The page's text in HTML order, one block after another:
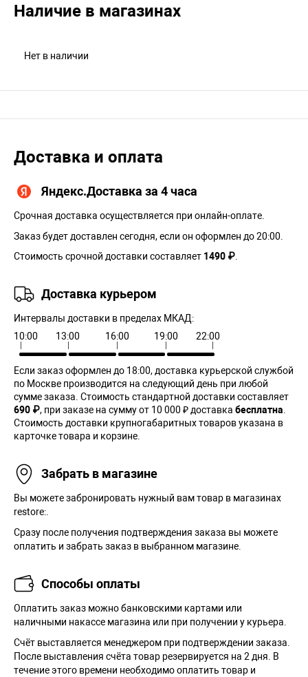
Наличие в магазинах
Нет в наличии
Доставка и оплата
Яндекс.Доставка за 4 часа
Срочная доставка осуществляется при онлайн-оплате.
Заказ будет доставлен сегодня, если он оформлен до 20:00.
Стоимость срочной доставки составляет 1490 ₽
Доставка курьером
Интервалы доставки в пределах МКАД:
10:00
13:00 16:00 19:00 22:00
Если заказ оформлен до 18:00, доставка курьерской службой
по Москве производится на следующий день при любой
сумме заказа. Cтоимость стандартной доставки составляет
690 ₽, при заказе на сумму от 10 000 ₽ доставка бесплатна
Стоимость доставки крупногабаритных товаров указана в
карточке товара и корзине.
Забрать в магазине
Вы можете забронировать нужный вам товар в магазинах
restore:.
Сразу после получения подтверждения заказа вы можете
оплатить и забрать заказ в выбранном магазине.
Способы оплаты
Оплатить заказ можно банковскими картами или
наличными накассе магазина или при получении у курьера.
Cчёт выставляется менеджером при подтверждении заказа.
После выставления счёта товар резервируется на 2 дня. В
течение этого времени необходимо оплатить товар и